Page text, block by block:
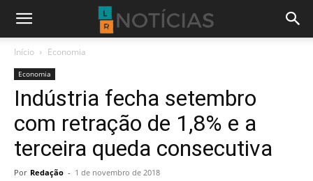
Início Economia
Economia
Indústria fecha setembro
com retração de 1,8% e a
terceira queda consecutiva
Por Redação - 1 de novembro de 2018